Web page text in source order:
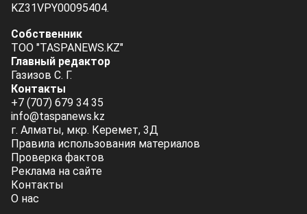
KZ31VPY00095404.
Собственник
ТОО "TASPANEWS.KZ"
Главный редактор
Газизов С. Г.
Контакты
+7 (707) 679 34 35
info@taspanews.kz
г. Алматы, мкр. Керемет, 3Д
Правила использования материалов
Проверка фактов
Реклама на сайте
Контакты
О нас